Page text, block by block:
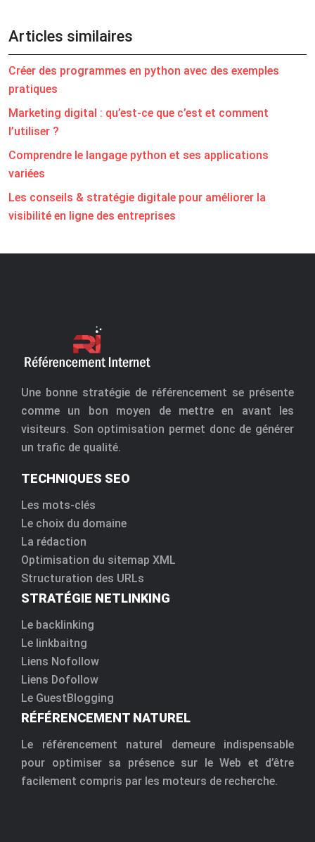
Articles similaires
Créer des programmes en python avec des exemples
pratiques
Marketing digital : qu’est-ce que c’est et comment
l’utiliser ?
Comprendre le langage python et ses applications
variées
Les conseils & stratégie digitale pour améliorer la
visibilité en ligne des entreprises
Une bonne stratégie de référencement se présente
comme un bon moyen de mettre en avant les
visiteurs. Son optimisation permet donc de générer
un trafic de qualité.
TECHNIQUES SEO
Les mots-clés
Le choix du domaine
La rédaction
Optimisation du sitemap XML
Structuration des URLs
STRATÉGIE NETLINKING
Le backlinking
Le linkbaitng
Liens Nofollow
Liens Dofollow
Le GuestBlogging
RÉFÉRENCEMENT NATUREL
Le référencement naturel demeure indispensable
pour optimiser sa présence sur le Web et d’être
facilement compris par les moteurs de recherche.